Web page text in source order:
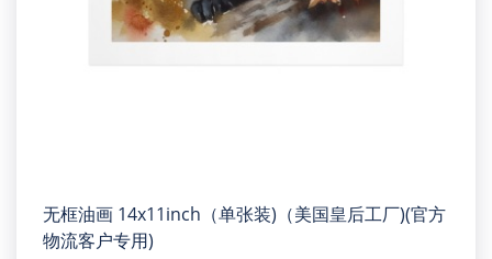
无框油画 14x11inch（单张装)（美国皇后工厂)(官方
物流客户专用)